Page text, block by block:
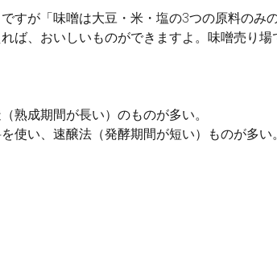
すが「味噌は大豆・米・塩の3つの原料のみ
ば、おいしいものができますよ。味噌売り場
熟成期間が長い）のものが多い。
使い、速醸法（発酵期間が短い）ものが多い。